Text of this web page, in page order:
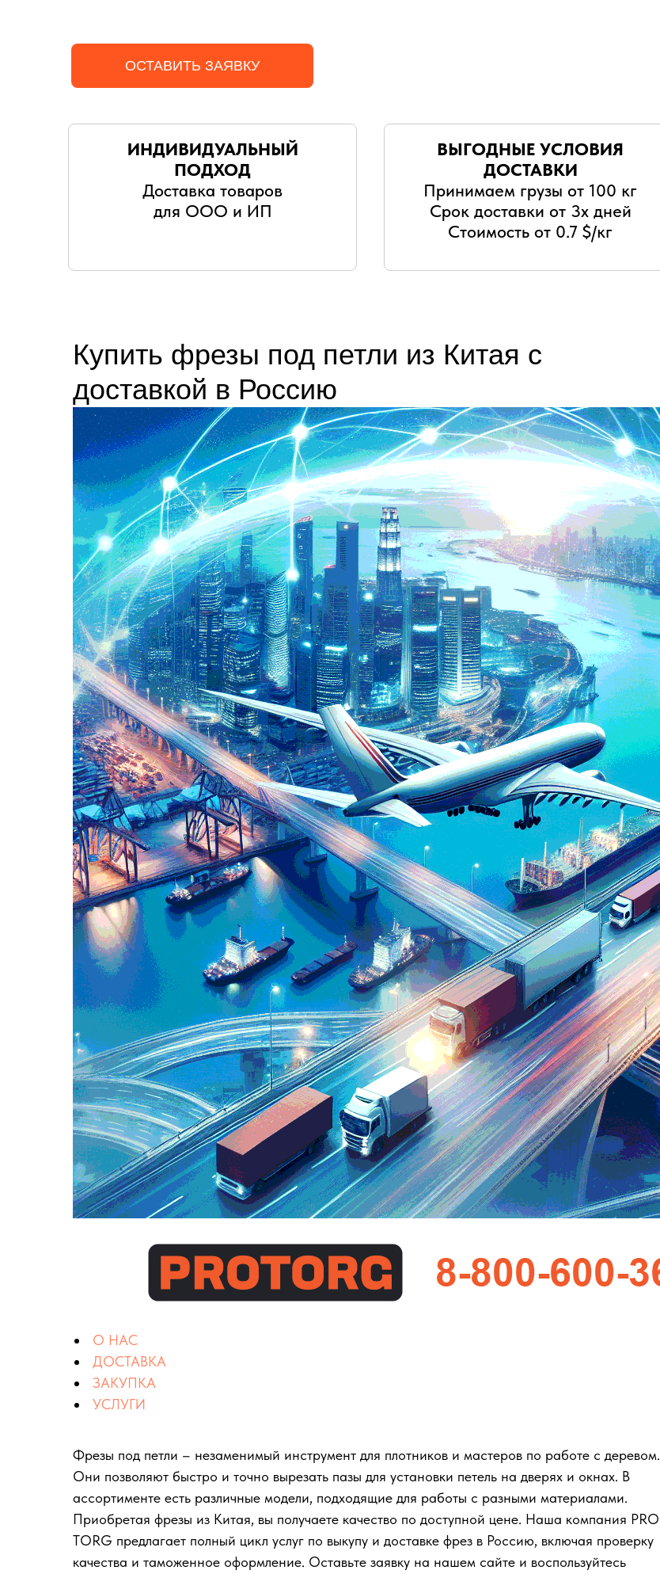
ОСТАВИТЬ ЗАЯВКУ
ВЫГОДНЫЕ УСЛОВИЯ
ДОСТАВКИ
Принимаем грузы от 100 кг
Срок доставки от 3х дней
Стоимость от 0.7 $/кг
ИНДИВИДУАЛЬНЫЙ
ПОДХОД
Доставка товаров
для ООО и ИП
Купить фрезы под петли из Китая с
доставкой в Россию
О НАС
ДОСТАВКА
ЗАКУПКА
УСЛУГИ
Фрезы под петли – незаменимый инструмент для плотников и мастеров по работе с деревом.
Они позволяют быстро и точно вырезать пазы для установки петель на дверях и окнах. В
ассортименте есть различные модели, подходящие для работы с разными материалами.
Приобретая фрезы из Китая, вы получаете качество по доступной цене. Наша компания PRO
TORG предлагает полный цикл услуг по выкупу и доставке фрез в Россию, включая проверку
качества и таможенное оформление. Оставьте заявку на нашем сайте и воспользуйтесь